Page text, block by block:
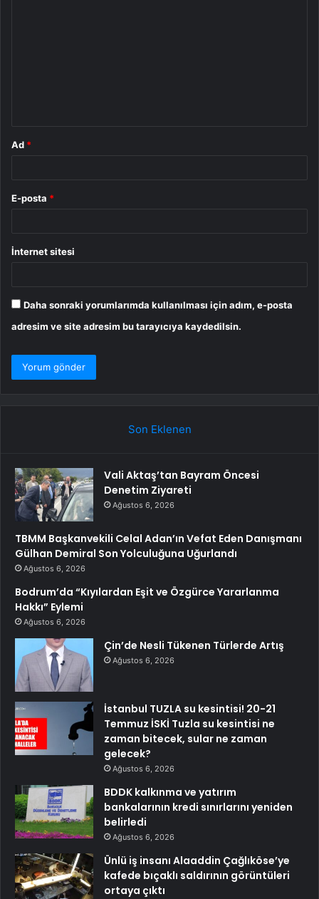
Ad *
E-posta *
İnternet sitesi
Daha sonraki yorumlarımda kullanılması için adım, e-posta
adresim ve site adresim bu tarayıcıya kaydedilsin.
Son Eklenen
Vali Aktaş’tan Bayram Öncesi
Denetim Ziyareti
Ağustos 6, 2026
TBMM Başkanvekili Celal Adan’ın Vefat Eden Danışmanı
Gülhan Demiral Son Yolculuğuna Uğurlandı
Ağustos 6, 2026
Bodrum’da “Kıyılardan Eşit ve Özgürce Yararlanma
Hakkı” Eylemi
Ağustos 6, 2026
Çin’de Nesli Tükenen Türlerde Artış
Ağustos 6, 2026
İstanbul TUZLA su kesintisi! 20-21
Temmuz İSKİ Tuzla su kesintisi ne
zaman bitecek, sular ne zaman
gelecek?
Ağustos 6, 2026
BDDK kalkınma ve yatırım
bankalarının kredi sınırlarını yeniden
belirledi
Ağustos 6, 2026
Ünlü iş insanı Alaaddin Çağlıköse’ye
kafede bıçaklı saldırının görüntüleri
ortaya çıktı